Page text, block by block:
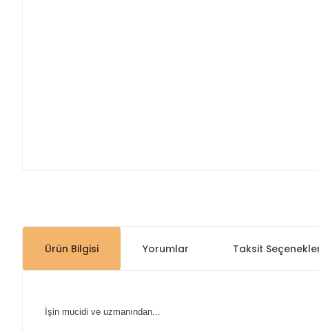
Ürün Bilgisi Yorumlar Taksit
İşin mucidi ve uzmanından...